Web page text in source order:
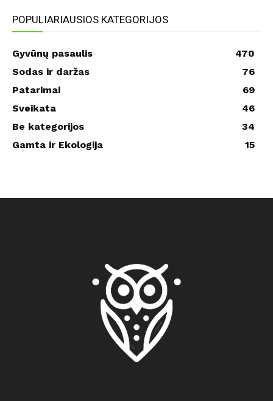
POPULIARIAUSIOS KATEGORIJOS
Gyvūnų pasaulis
470
Sodas ir daržas
76
Patarimai
69
Sveikata
46
Be kategorijos
34
Gamta ir Ekologija
15